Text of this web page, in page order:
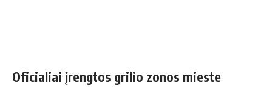
Oficialiai įrengtos grilio zonos mieste